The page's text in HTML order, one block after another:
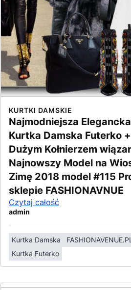
KURTKI DAMSKIE
Najmodniejsza
Kurtka Damska Futerko
Dużym Kołnierzem
Najnowszy Model na
Zimę 2018 model #115
sklepie FASHIONAVNUE
Czytaj całość
admin
Kurtka Damska FASHIONAVENUE.PL
Kurtka Futerko